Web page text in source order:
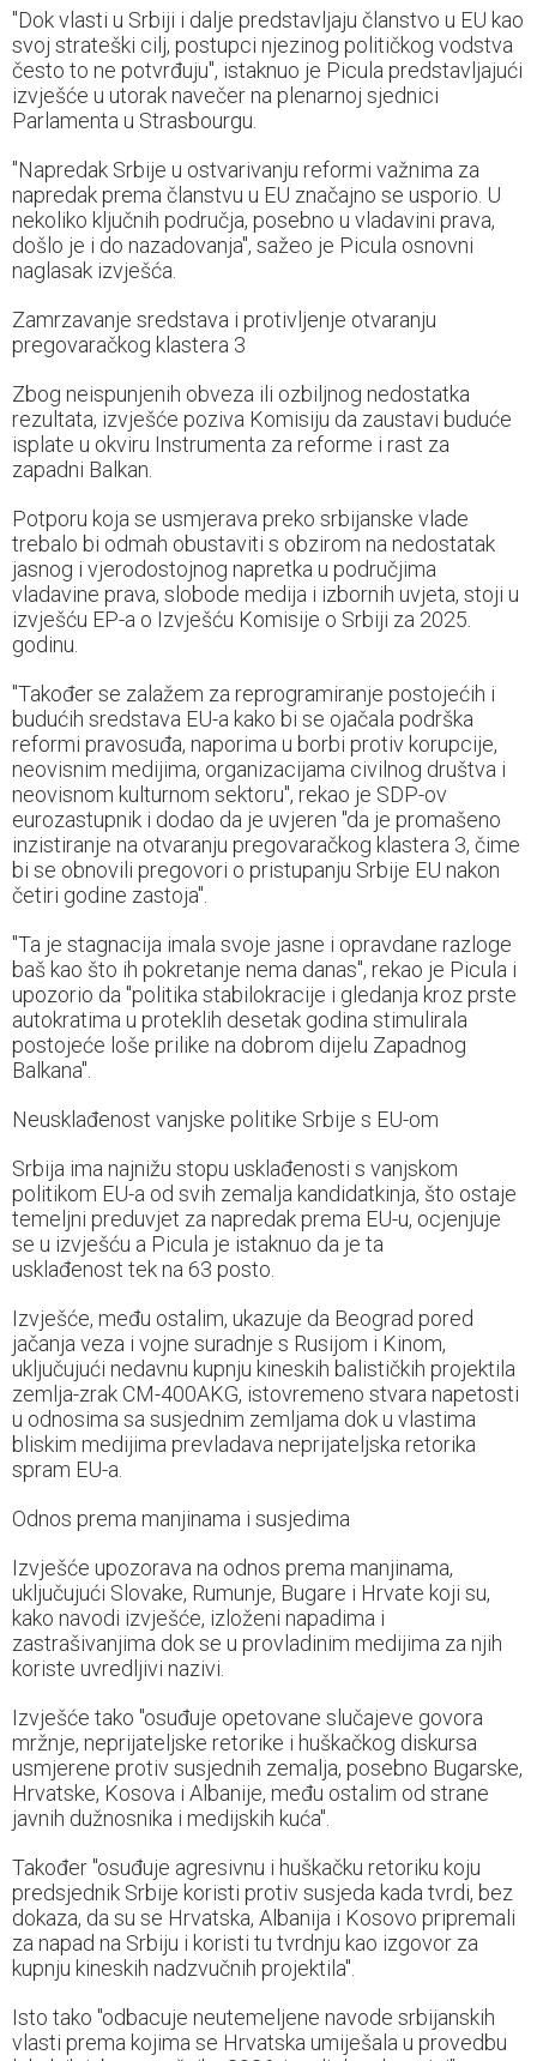
"Dok vlasti u Srbiji i dalje predstavljaju članstvo u EU kao
svoj strateški cilj, postupci njezinog političkog vodstva
često to ne potvrđuju", istaknuo je Picula predstavljajući
izvješće u utorak navečer na plenarnoj sjednici
Parlamenta u Strasbourgu.
"Napredak Srbije u ostvarivanju reformi važnima za
napredak prema članstvu u EU značajno se usporio. U
nekoliko ključnih područja, posebno u vladavini prava,
došlo je i do nazadovanja", sažeo je Picula osnovni
naglasak izvješća.
Zamrzavanje sredstava i protivljenje otvaranju
pregovaračkog klastera 3
Zbog neispunjenih obveza ili ozbiljnog nedostatka
rezultata, izvješće poziva Komisiju da zaustavi buduće
isplate u okviru Instrumenta za reforme i rast za
zapadni Balkan.
Potporu koja se usmjerava preko srbijanske vlade
trebalo bi odmah obustaviti s obzirom na nedostatak
jasnog i vjerodostojnog napretka u područjima
vladavine prava, slobode medija i izbornih uvjeta, stoji u
izvješću EP-a o Izvješću Komisije o Srbiji za 2025.
godinu.
"Također se zalažem za reprogramiranje postojećih i
budućih sredstava EU-a kako bi se ojačala podrška
reformi pravosuđa, naporima u borbi protiv korupcije,
neovisnim medijima, organizacijama civilnog društva i
neovisnom kulturnom sektoru", rekao je SDP-ov
eurozastupnik i dodao da je uvjeren "da je promašeno
inzistiranje na otvaranju pregovaračkog klastera 3, čime
bi se obnovili pregovori o pristupanju Srbije EU nakon
četiri godine zastoja".
"Ta je stagnacija imala svoje jasne i opravdane razloge
baš kao što ih pokretanje nema danas", rekao je Picula i
upozorio da "politika stabilokracije i gledanja kroz prste
autokratima u proteklih desetak godina stimulirala
postojeće loše prilike na dobrom dijelu Zapadnog
Balkana".
Neusklađenost vanjske politike Srbije s EU-om
Srbija ima najnižu stopu usklađenosti s vanjskom
politikom EU-a od svih zemalja kandidatkinja, što ostaje
temeljni preduvjet za napredak prema EU-u, ocjenjuje
se u izvješću a Picula je istaknuo da je ta
usklađenost tek na 63 posto.
Izvješće, među ostalim, ukazuje da Beograd pored
jačanja veza i vojne suradnje s Rusijom i Kinom,
uključujući nedavnu kupnju kineskih balističkih projektila
zemlja-zrak CM-400AKG, istovremeno stvara napetosti
u odnosima sa susjednim zemljama dok u vlastima
bliskim medijima prevladava neprijateljska retorika
spram EU-a.
Odnos prema manjinama i susjedima
Izvješće upozorava na odnos prema manjinama,
uključujući Slovake, Rumunje, Bugare i Hrvate koji su,
kako navodi izvješće, izloženi napadima i
zastrašivanjima dok se u provladinim medijima za njih
koriste uvredljivi nazivi.
Izvješće tako "osuđuje opetovane slučajeve govora
mržnje, neprijateljske retorike i huškačkog diskursa
usmjerene protiv susjednih zemalja, posebno Bugarske,
Hrvatske, Kosova i Albanije, među ostalim od strane
javnih dužnosnika i medijskih kuća".
Također "osuđuje agresivnu i huškačku retoriku koju
predsjednik Srbije koristi protiv susjeda kada tvrdi, bez
dokaza, da su se Hrvatska, Albanija i Kosovo pripremali
za napad na Srbiju i koristi tu tvrdnju kao izgovor za
kupnju kineskih nadzvučnih projektila".
Isto tako "odbacuje neutemeljene navode srbijanskih
vlasti prema kojima se Hrvatska umiješala u provedbu